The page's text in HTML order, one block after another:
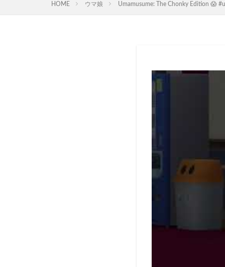
HOME ウマ娘 Umamusume: The Chonky Edition 😱